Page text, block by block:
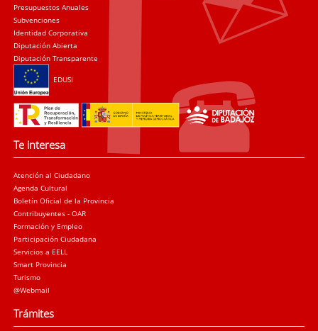
Presupuestos Anuales
Subvenciones
Identidad Corporativa
Diputación Abierta
Diputación Transparente
EDUSI
Te interesa
Atención al Ciudadano
Agenda Cultural
Boletín Oficial de la Provincia
Contribuyentes - OAR
Formación y Empleo
Participación Ciudadana
Servicios a EELL
Smart Provincia
Turismo
@Webmail
Trámites